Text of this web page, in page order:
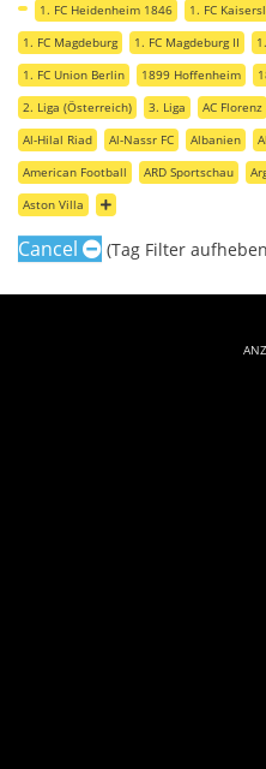
1. FC Heidenheim 1846 1. FC
1. FC Magdeburg
1. FC Magdeburg II
1. FC Union Berlin
1899 Hoffenheim
2. Liga (Österreich)
3. Liga AC Florenz
Al-Hilal Riad
Al-Nassr FC Albanien
American Football
ARD Sportschau
Aston Villa
Cancel (Tag Filter